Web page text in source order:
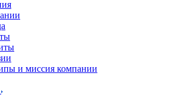
и миссия компании